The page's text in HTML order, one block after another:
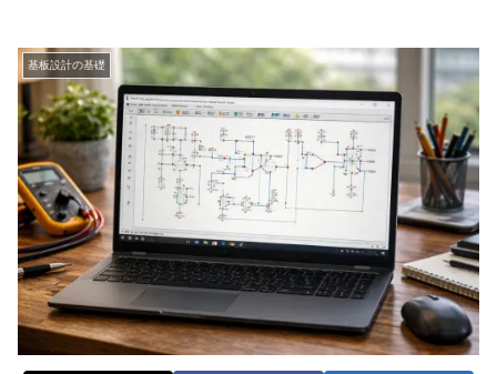
基板設計の基礎